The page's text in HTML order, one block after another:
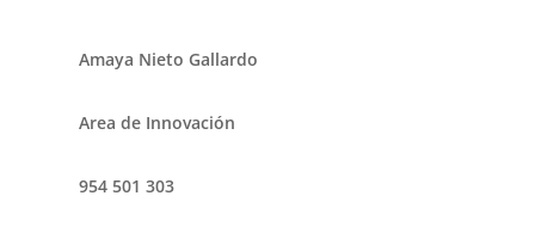
Amaya Nieto Gallardo
Area de Innovación
954 501 303